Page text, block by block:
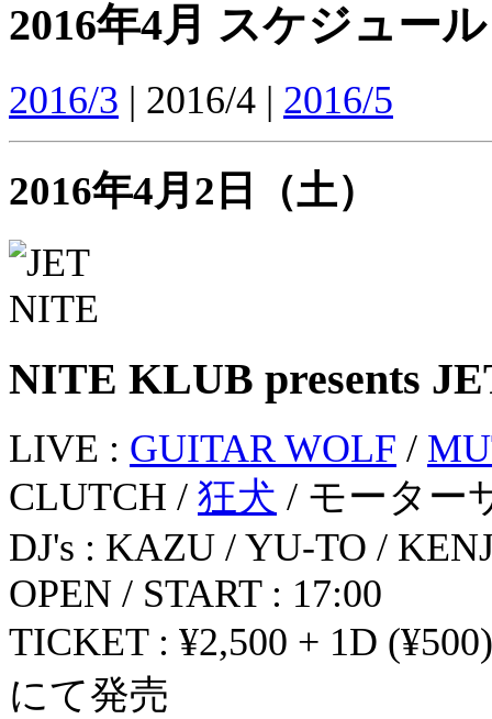
2016年4月 スケジュール
2016/3 | 2016/4 | 2016/5
2016年4月2日（土）
NITE KLUB presents
LIVE : GUITAR WOLF /
CLUTCH / 狂犬 / モーター
DJ's : KAZU / YU-TO /
OPEN / START : 17:00
TICKET : ¥2,500 + 1D
にて発売